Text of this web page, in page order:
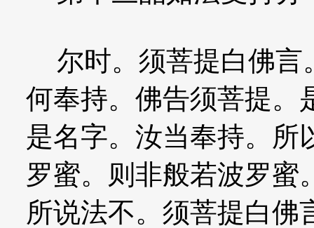
尔时。须菩提白佛言
何奉持。佛告须菩提。
是名字。汝当奉持。所
罗蜜。则非般若波罗蜜
所说法不。须菩提白佛